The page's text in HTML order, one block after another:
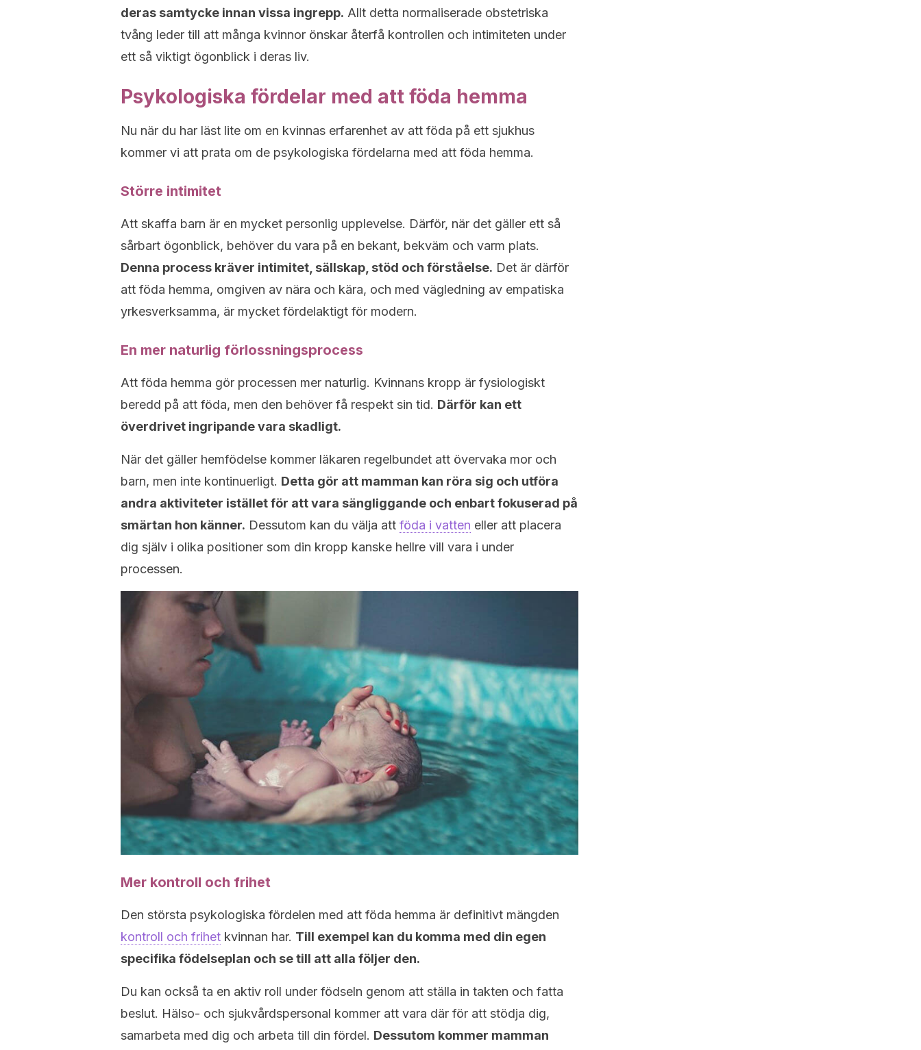
deras samtycke innan vissa ingrepp. Allt detta normaliserade obstetriska
tvång leder till att många kvinnor önskar återfå kontrollen och intimiteten under
ett så viktigt ögonblick i deras liv.
Psykologiska fördelar med att föda hemma
Nu när du har läst lite om en kvinnas erfarenhet av att föda på ett sjukhus
kommer vi att prata om de psykologiska fördelarna med att föda hemma.
Större intimitet
Att skaffa barn är en mycket personlig upplevelse. Därför, när det gäller ett så
sårbart ögonblick, behöver du vara på en bekant, bekväm och varm plats.
Denna process kräver intimitet, sällskap, stöd och förståelse. Det är därför
att föda hemma, omgiven av nära och kära, och med vägledning av empatiska
yrkesverksamma, är mycket fördelaktigt för modern.
En mer naturlig förlossningsprocess
Att föda hemma gör processen mer naturlig. Kvinnans kropp är fysiologiskt
beredd på att föda, men den behöver få respekt sin tid. Därför kan ett
överdrivet ingripande vara skadligt.
När det gäller hemfödelse kommer läkaren regelbundet att övervaka mor och
barn, men inte kontinuerligt. Detta gör att mamman kan röra sig och utföra
andra aktiviteter istället för att vara sängliggande och enbart fokuserad på
smärtan hon känner. Dessutom kan du välja att föda i vatten eller att placera
dig själv i olika positioner som din kropp kanske hellre vill vara i under
processen.
Mer kontroll och frihet
Den största psykologiska fördelen med att föda hemma är definitivt mängden
kontroll och frihet kvinnan har. Till exempel kan du komma med din egen
specifika födelseplan och se till att alla följer den.
Du kan också ta en aktiv roll under födseln genom att ställa in takten och fatta
beslut. Hälso- och sjukvårdspersonal kommer att vara där för att stödja dig,
samarbeta med dig och arbeta till din fördel. Dessutom kommer mamman